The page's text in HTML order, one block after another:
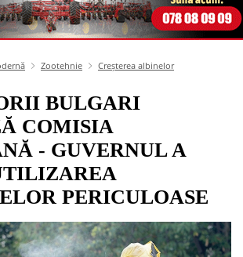
Zootehnie Creșterea albinelor
BULGARI
COMISIA
- GUVERNUL A
PERICULOASE